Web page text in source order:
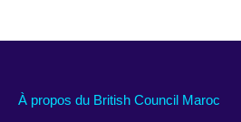
À propos du British Council Maroc